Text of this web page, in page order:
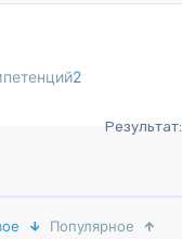
2
Результат:
Популярное